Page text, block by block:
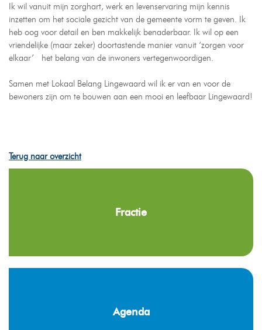
Ik wil vanuit mijn zorghart, werk en levenservaring mijn kennis
inzetten om het sociale gezicht van de gemeente vorm te geven. Ik
heb oog voor detail en ben makkelijk benaderbaar. Ik wil op een
vriendelijke (maar zeker) doortastende manier vanuit ‘zorgen voor
elkaar’ het belang van de inwoners vertegenwoordigen.
Samen met Lokaal Belang Lingewaard wil ik er van en voor de
bewoners zijn om te bouwen aan een mooi en leefbaar Lingewaard!
Terug naar overzicht
Fractie
Agenda